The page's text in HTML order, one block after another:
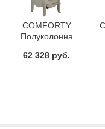
COMFORTY
Полуколонна
кость
62 328 руб.